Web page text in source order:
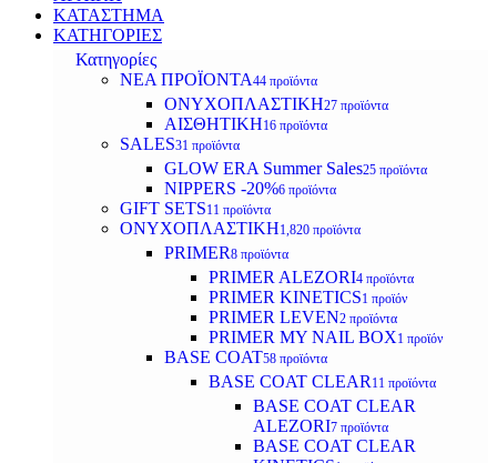
ΚΑΤΑΣΤΗΜΑ
ΚΑΤΗΓΟΡΙΕΣ
Κατηγορίες
ΝΕΑ ΠΡΟΪΟΝΤΑ44 προϊόντα
ΟΝΥΧΟΠΛΑΣΤΙΚΗ27 προϊόντα
ΑΙΣΘΗΤΙΚΗ16 προϊόντα
SALES31 προϊόντα
GLOW ERA Summer Sales25 προϊόντα
NIPPERS -20%6 προϊόντα
GIFT SETS11 προϊόντα
ΟΝΥΧΟΠΛΑΣΤΙΚΗ1,820 προϊόντα
PRIMER8 προϊόντα
PRIMER ALEZORI4 προϊόντα
PRIMER KINETICS1 προϊόν
PRIMER LEVEN2 προϊόντα
PRIMER MY NAIL BOX1 προϊόν
BASE COAT58 προϊόντα
BASE COAT CLEAR 11 προϊόντα
BASE COAT CLEAR
ALEZORI7 προϊόντα
BASE COAT CLEAR